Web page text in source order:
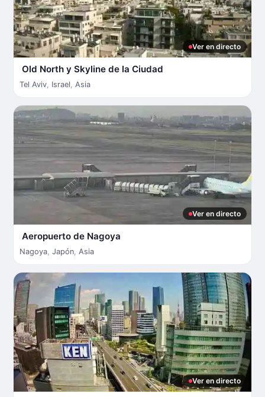
Ver en directo
Old North y Skyline de la Ciudad
Tel Aviv, Israel, Asia
Ver en directo
Aeropuerto de Nagoya
Nagoya, Japón, Asia
Ver en directo